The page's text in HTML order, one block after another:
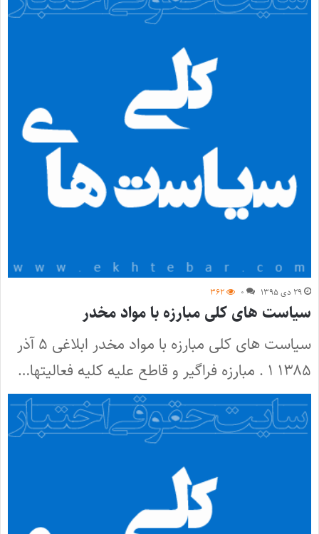
۲۹ دی ۱۳۹۵ ۰ ۳۶۲
سیاست‌ های کلی مبارزه با مواد مخدر
سیاست‌ های کلی مبارزه با مواد مخدر ابلاغی ۵ آذر
۱۳۸۵ ۱ . مبارزه فراگیر و قاطع علیه کلیه فعالیتها…